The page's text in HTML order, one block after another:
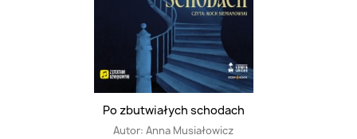
Po zbutwiałych schodach
Autor: Anna Musiałowicz